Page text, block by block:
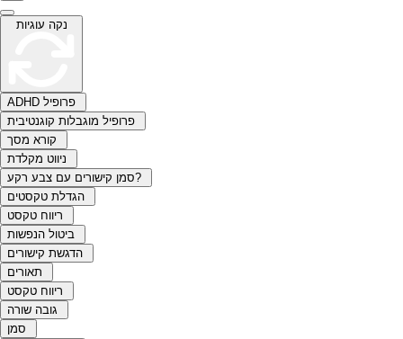
נקה עוגיות
ADHD פרופיל
פרופיל מוגבלות קוגנטיבית
קורא מסך
ניווט מקלדת
סמן קישורים עם צבע רקע?
הגדלת טקסטים
ריווח טקסט
ביטול הנפשות
הדגשת קישורים
תאורים
ריווח טקסט
גובה שורה
סמן